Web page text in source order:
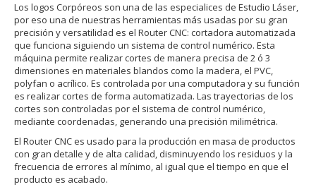
Los logos Corpóreos son una de las especialices de Estudio Láser,
por eso una de nuestras herramientas más usadas por su gran
precisión y versatilidad es el Router CNC: cortadora automatizada
que funciona siguiendo un sistema de control numérico. Esta
máquina permite realizar cortes de manera precisa de 2 ó 3
dimensiones en materiales blandos como la madera, el PVC,
polyfan o acrílico. Es controlada por una computadora y su función
es realizar cortes de forma automatizada. Las trayectorias de los
cortes son controladas por el sistema de control numérico,
mediante coordenadas, generando una precisión milimétrica.
El Router CNC es usado para la producción en masa de productos
con gran detalle y de alta calidad, disminuyendo los residuos y la
frecuencia de errores al mínimo, al igual que el tiempo en que el
producto es acabado.